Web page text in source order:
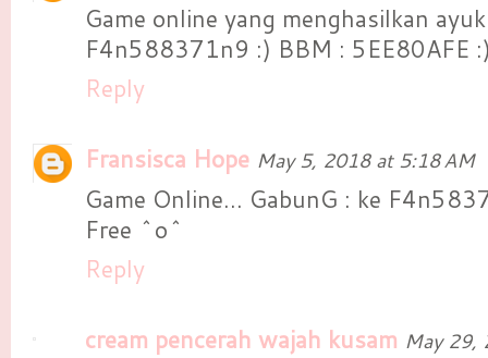
Game online yang menghasilkan
F4n588371n9 :) BBM : 5EE80AFE
Reply
Fransisca Hope May 5, 2018 at 5:18 AM
Game Online... GabunG : ke
Free ^o^
Reply
cream pencerah wajah kusam May 29,